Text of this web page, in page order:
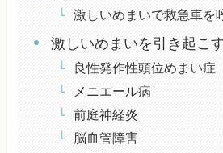
激しいめまいで救急車を
激しいめまいを引き起こ
良性発作性頭位めまい症
メニエール病
前庭神経炎
脳血管障害